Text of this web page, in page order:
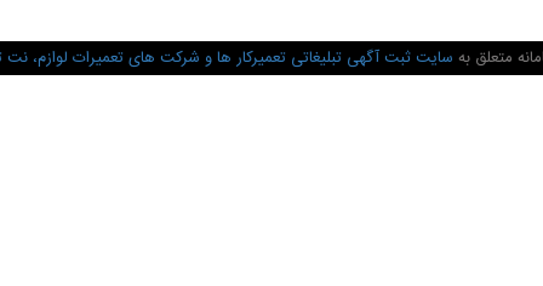
متعلق به سایت ثبت آگهی تبلیغاتی تعمیرکار ها و شرکت های تعمیرات لوازم، نت